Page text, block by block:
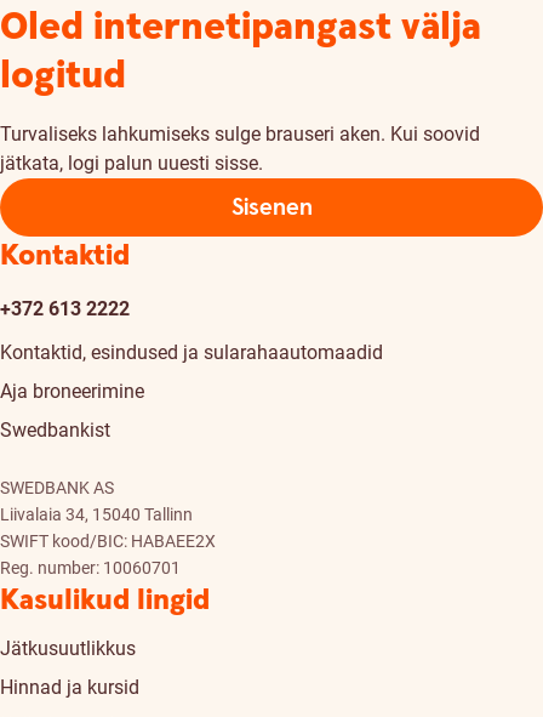
Oled internetipangast välja
logitud
Turvaliseks lahkumiseks sulge brauseri aken. Kui soovid
jätkata, logi palun uuesti sisse.
Sisenen
Kontaktid
+372 613 2222
Kontaktid, esindused ja sularahaautomaadid
Aja broneerimine
Swedbankist
SWEDBANK AS
Liivalaia 34, 15040 Tallinn
SWIFT kood/BIC: HABAEE2X
Reg. number: 10060701
Kasulikud lingid
Jätkusuutlikkus
Hinnad ja kursid